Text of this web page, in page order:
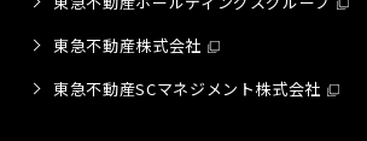
東急不動産株式会社
東急不動産SCマネジメント株式会社